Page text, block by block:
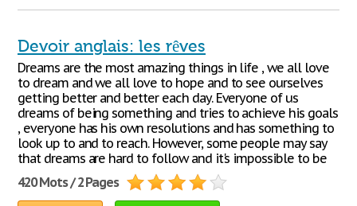
Devoir anglais: les rêves
Dreams are the most amazing things in life , we all love
to dream and we all love to hope and to see ourselves
getting better and better each day. Everyone of us
dreams of being something and tries to achieve his goals
, everyone has his own resolutions and has something to
look up to and to reach. However, some people may say
that dreams are hard to follow and it's impossible to be
420 Mots / 2 Pages